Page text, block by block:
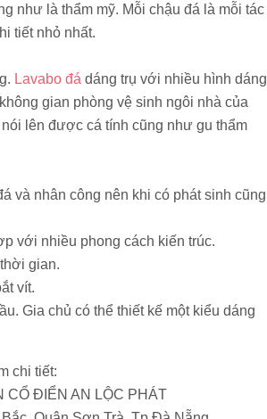
như là thẩm mỹ. Mỗi chậu đá là mỗi tác
tiết nhỏ nhất.
Lavabo đá dáng trụ với nhiều hình dáng
gian phòng vệ sinh ngôi nhà của
lên được cá tính cũng như gu thẩm
và nhân công nên khi có phát sinh cũng
với nhiều phong cách kiến trúc.
gian.
vít.
Gia chủ có thể thiết kế một kiểu dáng
chi tiết:
CỔ ĐIỂN AN LỘC PHÁT